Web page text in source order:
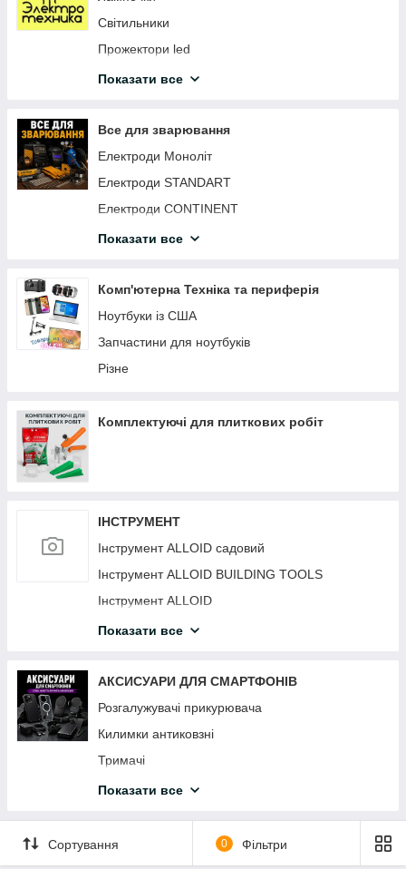
Світильники
Прожектори led
Датчики світла, руху
Подовжувачі
Розетки вимикачі вилки
Автоматика та щити
Лампи настільні
Ліхтарики світлодіодні
Нічні лампи
Дзвінки дверні бездротові
Led-стрічка світлодіодна
Конектори
Показати все
Все для зварювання
Електроди Моноліт
Електроди STANDART
Електроди CONTINENT
Електроди АРСЕНАЛ
Дріт зварювальний
Магніти для зварювання
Показати все
Комп'ютерна Техніка та периферія
Ноутбуки із США
Запчастини для ноутбуків
Різне
Комплектуючі для плиткових робіт
ІНСТРУМЕНТ
Інструмент ALLOID садовий
Інструмент ALLOID BUILDING TOOLS
Інструмент ALLOID
Інструмент HANS
Показати все
АКСИСУАРИ ДЛЯ СМАРТФОНІВ
Розгалужувачі прикурювача
Килимки антиковзні
Тримачі
Автомобільні зарядні пристрої для смартфонів
Портативні джерела живлення
Показати все
Сортування 0 Фільтри